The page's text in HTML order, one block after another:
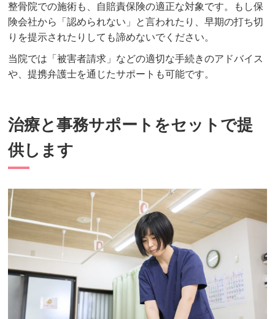
整骨院での施術も、自賠責保険の適正な対象です。もし保
険会社から「認められない」と言われたり、早期の打ち切
りを提示されたりしても諦めないでください。
当院では「被害者請求」などの適切な手続きのアドバイス
や、提携弁護士を通じたサポートも可能です。
治療と事務サポートをセットで提
供します